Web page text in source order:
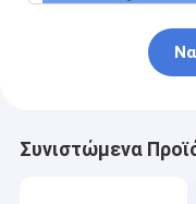
Συνιστώμενα